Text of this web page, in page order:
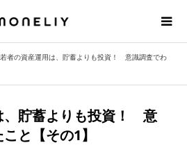
若者の資産運用は、貯蓄よりも投資！ 意識調査でわ
、貯蓄よりも投資！ 意
と【その1】